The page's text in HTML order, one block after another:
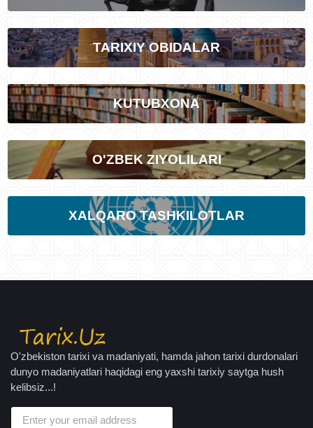
TARIXIY OBIDALAR
KUTUBXONA
O'ZBEK ZIYOLILARI
XALQARO TASHKILOTLAR
O'zbekiston tarixi va madaniyati, hamda jahon tarixi durdonalari
dunyo madaniyatlari haqidagi eng yaxshi tarixiy saytga hush
kelibsiz...!